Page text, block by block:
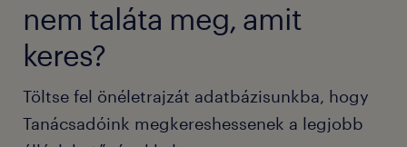
nem taláta meg, amit
keres?
Töltse fel önéletrajzát adatbázisunkba, hogy
Tanácsadóink megkereshessenek a legjobb